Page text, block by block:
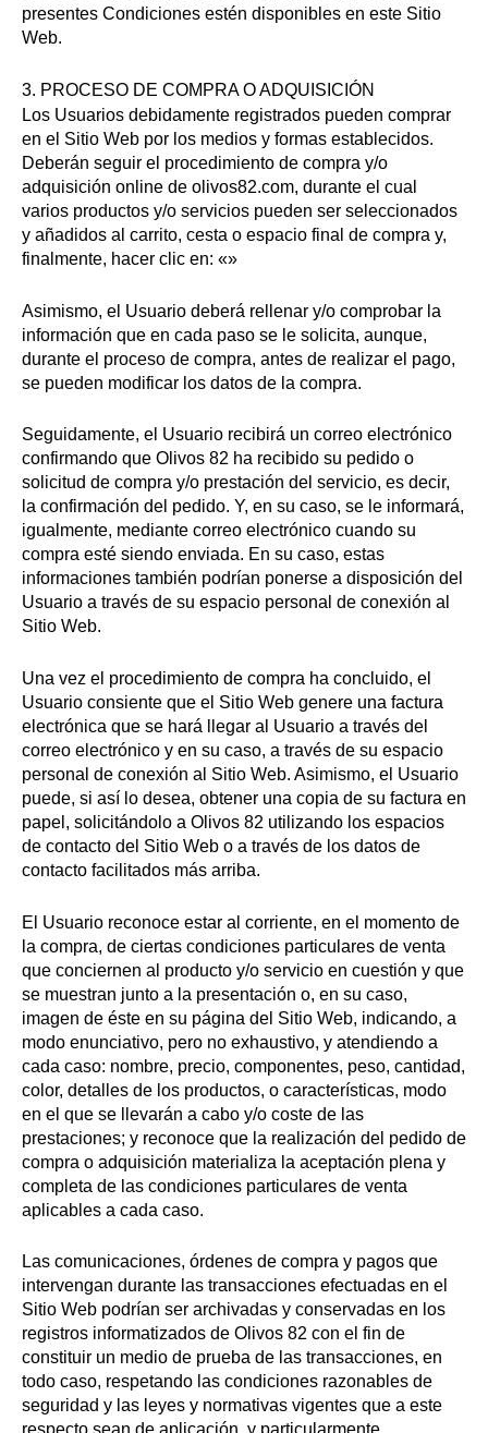
presentes Condiciones estén disponibles en este Sitio
Web.
3. PROCESO DE COMPRA O ADQUISICIÓN
Los Usuarios debidamente registrados pueden comprar
en el Sitio Web por los medios y formas establecidos.
Deberán seguir el procedimiento de compra y/o
adquisición online de olivos82.com, durante el cual
varios productos y/o servicios pueden ser seleccionados
y añadidos al carrito, cesta o espacio final de compra y,
finalmente, hacer clic en: «»
Asimismo, el Usuario deberá rellenar y/o comprobar la
información que en cada paso se le solicita, aunque,
durante el proceso de compra, antes de realizar el pago,
se pueden modificar los datos de la compra.
Seguidamente, el Usuario recibirá un correo electrónico
confirmando que Olivos 82 ha recibido su pedido o
solicitud de compra y/o prestación del servicio, es decir,
la confirmación del pedido. Y, en su caso, se le informará,
igualmente, mediante correo electrónico cuando su
compra esté siendo enviada. En su caso, estas
informaciones también podrían ponerse a disposición del
Usuario a través de su espacio personal de conexión al
Sitio Web.
Una vez el procedimiento de compra ha concluido, el
Usuario consiente que el Sitio Web genere una factura
electrónica que se hará llegar al Usuario a través del
correo electrónico y en su caso, a través de su espacio
personal de conexión al Sitio Web. Asimismo, el Usuario
puede, si así lo desea, obtener una copia de su factura en
papel, solicitándolo a Olivos 82 utilizando los espacios
de contacto del Sitio Web o a través de los datos de
contacto facilitados más arriba.
El Usuario reconoce estar al corriente, en el momento de
la compra, de ciertas condiciones particulares de venta
que conciernen al producto y/o servicio en cuestión y que
se muestran junto a la presentación o, en su caso,
imagen de éste en su página del Sitio Web, indicando, a
modo enunciativo, pero no exhaustivo, y atendiendo a
cada caso: nombre, precio, componentes, peso, cantidad,
color, detalles de los productos, o características, modo
en el que se llevarán a cabo y/o coste de las
prestaciones; y reconoce que la realización del pedido de
compra o adquisición materializa la aceptación plena y
completa de las condiciones particulares de venta
aplicables a cada caso.
Las comunicaciones, órdenes de compra y pagos que
intervengan durante las transacciones efectuadas en el
Sitio Web podrían ser archivadas y conservadas en los
registros informatizados de Olivos 82 con el fin de
constituir un medio de prueba de las transacciones, en
todo caso, respetando las condiciones razonables de
seguridad y las leyes y normativas vigentes que a este